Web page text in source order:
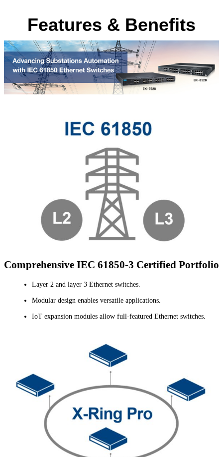
Features & Benefits
Comprehensive IEC 61850-3 Certified Portfolio
Layer 2 and layer 3 Ethernet switches.
Modular design enables versatile applications.
IoT expansion modules allow full-featured Ethernet switches.